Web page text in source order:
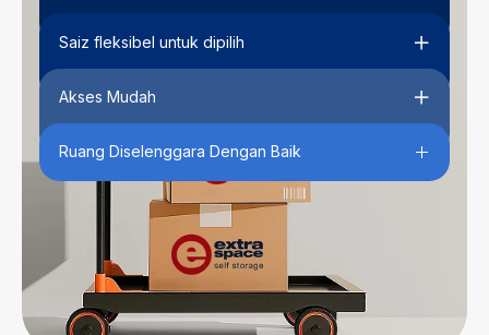
Saiz fleksibel untuk dipilih
Akses Mudah
Ruang Diselenggara Dengan Baik